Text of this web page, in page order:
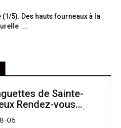
(1/5). Des hauts fourneaux à la
:...
de Sainte-
Rendez-vous
pour Prolonger l’Été
06